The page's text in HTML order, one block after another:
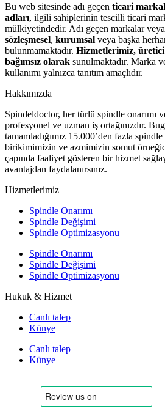
Bu web sitesinde adı geçen ticari
adları, ilgili sahiplerinin tescilli ticari
mülkiyetindedir. Adı geçen markalar
sözleşmesel, kurumsal veya başka
bulunmamaktadır. Hizmetlerimiz,
bağımsız olarak sunulmaktadır. Marka
kullanımı yalnızca tanıtım amaçlıdır.
Hakkımızda
Spindeldoctor, her türlü spindle onarımı
profesyonel ve uzman iş ortağınızdır.
tamamladığımız 15.000’den fazla spindle
birikimimizin ve azmimizin somut
çapında faaliyet gösteren bir hizmet
avantajdan faydalanırsınız.
Hizmetlerimiz
Spindle Onarımı
Spindle Değişimi
Spindle Optimizasyonu
Spindle Onarımı
Spindle Değişimi
Spindle Optimizasyonu
Hukuk & Hizmet
Canlı talep
Künye
Canlı talep
Künye